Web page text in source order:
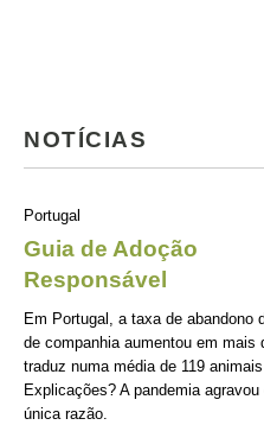
NOTÍCIAS
Portugal
Guia de Adoção
Responsável
Em Portugal, a taxa de abandono
de companhia aumentou em
traduz numa média de 119
Explicações? A pandemia
única razão.